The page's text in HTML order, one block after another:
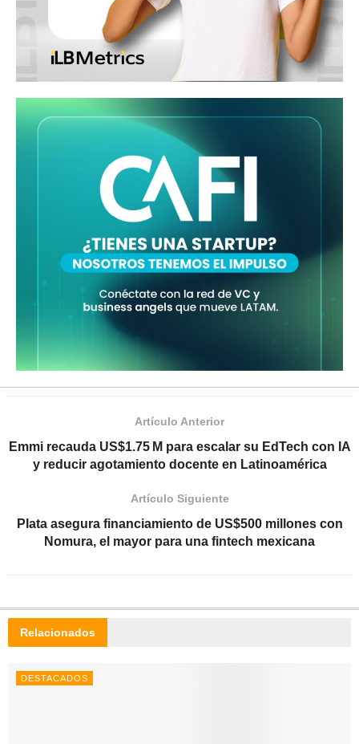
Artículo Anterior
Emmi recauda US$1.75 M para escalar su EdTech con IA
y reducir agotamiento docente en Latinoamérica
Artículo Siguiente
Plata asegura financiamiento de US$500 millones con
Nomura, el mayor para una fintech mexicana
Relacionados
DESTACADOS